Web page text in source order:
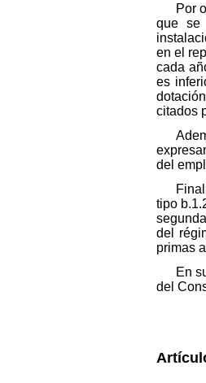
Por
que se
en el
cada
es
citados
del
tipo
del
primas
En
del